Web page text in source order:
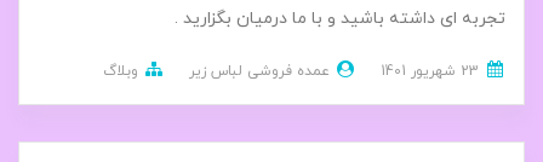
تجربه ای داشته باشید و با ما درمیان بگزارید .
عمده فروشی لباس زیر وبلاگ